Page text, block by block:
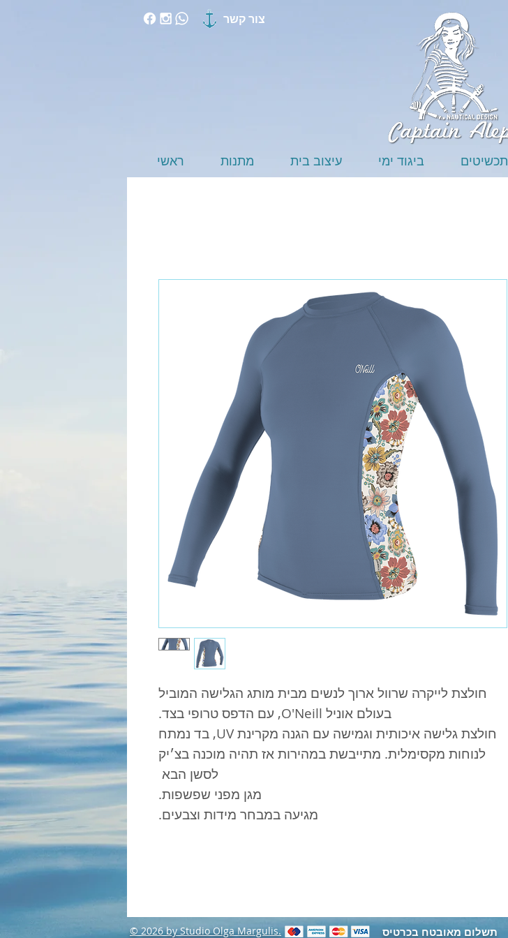
צור קשר
ראשי מתנות עיצוב בית ביגוד ימי תכשיטים
חולצת לייקרה שרוול ארוך לנשים מבית מותג הגלישה המוביל
בעולם אוניל O'Neill, עם הדפס טרופי בצד.
חולצת גלישה איכותית וגמישה עם הגנה מקרינת UV, בד נמתח
לנוחות מקסימלית. מתייבשת במהירות אז תהיה מוכנה בצ׳יק
לסשן הבא
מגן מפני שפשפות.
מגיעה במבחר מידות וצבעים.
© 2026 by Studio Olga Margulis. תשלום מאובטח בכרטיס